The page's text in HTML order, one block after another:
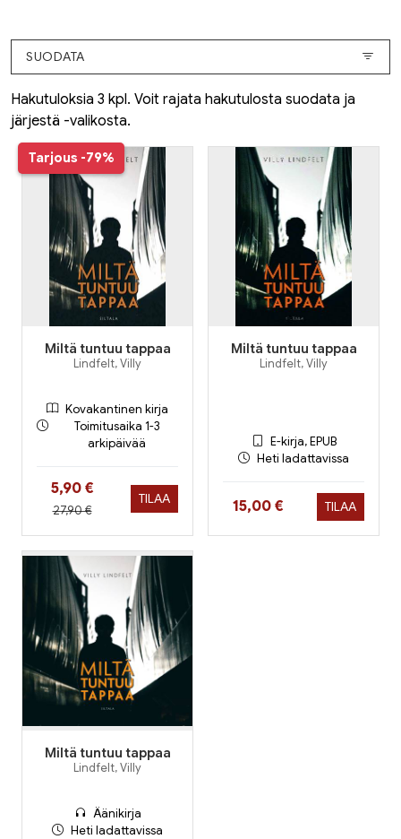
SUODATA
Hakutuloksia 3 kpl. Voit rajata hakutulosta suodata ja
järjestä -valikosta.
Tarjous -79%
Miltä tuntuu tappaa
Lindfelt, Villy
Kovakantinen kirja
Toimitusaika 1-3
arkipäivää
Hinta nyt
5,90 €
Hinta aiemmin
27,90 €
TILAA
Miltä tuntuu tappaa
Lindfelt, Villy
E-kirja, EPUB
Heti ladattavissa
Hinta nyt
15,00 € TILAA
Miltä tuntuu tappaa
Lindfelt, Villy
Äänikirja
Heti ladattavissa